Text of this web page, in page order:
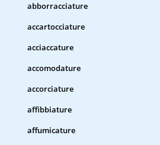
abborracciature
accartocciature
acciaccature
accomodature
accorciature
affibbiature
affumicature